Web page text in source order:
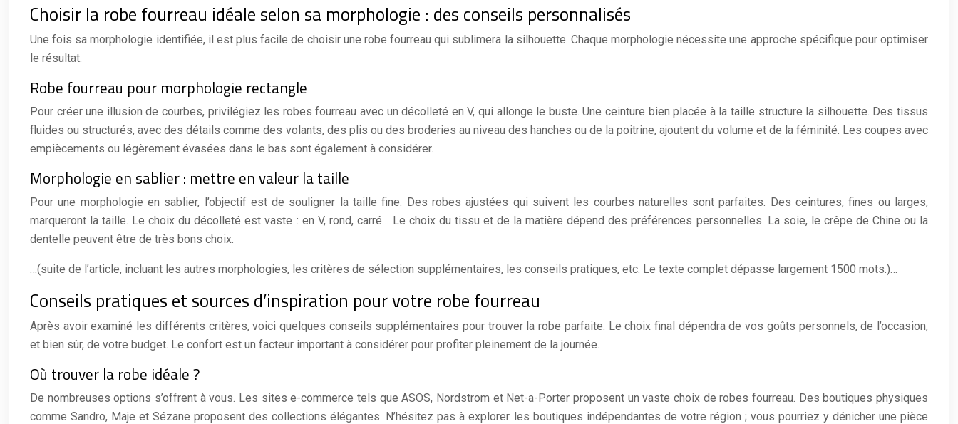
Choisir la robe fourreau idéale selon sa morphologie : des conseils personnalisés
Une fois sa morphologie identifiée, il est plus facile de choisir une robe fourreau qui sublimera la silhouette. Chaque morphologie nécessite une approche spécifique pour optimiser
le résultat.
Robe fourreau pour morphologie rectangle
Pour créer une illusion de courbes, privilégiez les robes fourreau avec un décolleté en V, qui allonge le buste. Une ceinture bien placée à la taille structure la silhouette. Des tissus
fluides ou structurés, avec des détails comme des volants, des plis ou des broderies au niveau des hanches ou de la poitrine, ajoutent du volume et de la féminité. Les coupes avec
empiècements ou légèrement évasées dans le bas sont également à considérer.
Morphologie en sablier : mettre en valeur la taille
Pour une morphologie en sablier, l’objectif est de souligner la taille fine. Des robes ajustées qui suivent les courbes naturelles sont parfaites. Des ceintures, fines ou larges,
marqueront la taille. Le choix du décolleté est vaste : en V, rond, carré… Le choix du tissu et de la matière dépend des préférences personnelles. La soie, le crêpe de Chine ou la
dentelle peuvent être de très bons choix.
…(suite de l’article, incluant les autres morphologies, les critères de sélection supplémentaires, les conseils pratiques, etc. Le texte complet dépasse largement 1500 mots.)…
Conseils pratiques et sources d’inspiration pour votre robe fourreau
Après avoir examiné les différents critères, voici quelques conseils supplémentaires pour trouver la robe parfaite. Le choix final dépendra de vos goûts personnels, de l’occasion,
et bien sûr, de votre budget. Le confort est un facteur important à considérer pour profiter pleinement de la journée.
Où trouver la robe idéale ?
De nombreuses options s’offrent à vous. Les sites e-commerce tels que ASOS, Nordstrom et Net-a-Porter proposent un vaste choix de robes fourreau. Des boutiques physiques
comme Sandro, Maje et Sézane proposent des collections élégantes. N’hésitez pas à explorer les boutiques indépendantes de votre région ; vous pourriez y dénicher une pièce